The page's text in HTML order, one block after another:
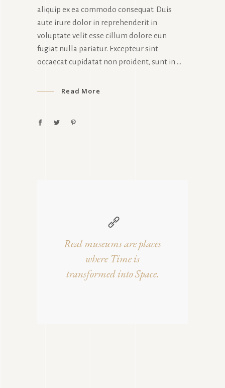
aliquip ex ea commodo consequat. Duis
aute irure dolor in reprehenderit in
voluptate velit esse cillum dolore eun
fugiat nulla pariatur. Excepteur sint
occaecat cupidatat non proident, sunt in
Read More
Real museums are places
where Time is
transformed into Space.